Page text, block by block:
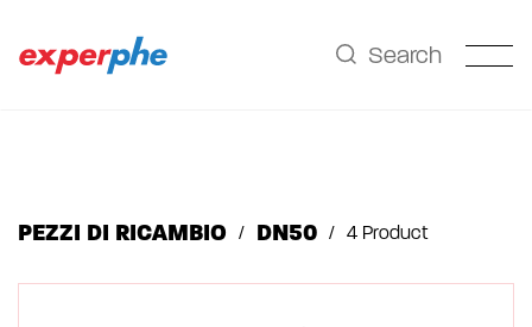
Search
PEZZI DI RICAMBIO DN50 4 Product